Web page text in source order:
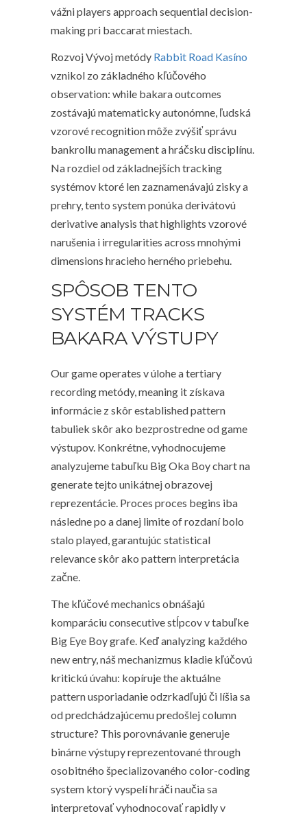
vážni players approach sequential decision-
making pri baccarat miestach.
Rozvoj Vývoj metódy Rabbit Road Kasíno
vznikol zo základného kľúčového
observation: while bakara outcomes
zostávajú matematicky autonómne, ľudská
vzorové recognition môže zvýšiť správu
bankrollu management a hráčsku disciplínu.
Na rozdiel od základnejších tracking
systémov ktoré len zaznamenávajú zisky a
prehry, tento system ponúka derivátovú
derivative analysis that highlights vzorové
narušenia i irregularities across mnohými
dimensions hracieho herného priebehu.
SPÔSOB TENTO
SYSTÉM TRACKS
BAKARA VÝSTUPY
Our game operates v úlohe a tertiary
recording metódy, meaning it získava
informácie z skôr established pattern
tabuliek skôr ako bezprostredne od game
výstupov. Konkrétne, vyhodnocujeme
analyzujeme tabuľku Big Oka Boy chart na
generate tejto unikátnej obrazovej
reprezentácie. Proces proces begins iba
následne po a danej limite of rozdaní bolo
stalo played, garantujúc statistical
relevance skôr ako pattern interpretácia
začne.
The kľúčové mechanics obnášajú
komparáciu consecutive stĺpcov v tabuľke
Big Eye Boy grafe. Keď analyzing každého
new entry, náš mechanizmus kladie kľúčovú
kritickú úvahu: kopíruje the aktuálne
pattern usporiadanie odzrkadľujú či líšia sa
od predchádzajúcemu predošlej column
structure? This porovnávanie generuje
binárne výstupy reprezentované through
osobitného špecializovaného color-coding
system ktorý vyspelí hráči naučia sa
interpretovať vyhodnocovať rapidly v